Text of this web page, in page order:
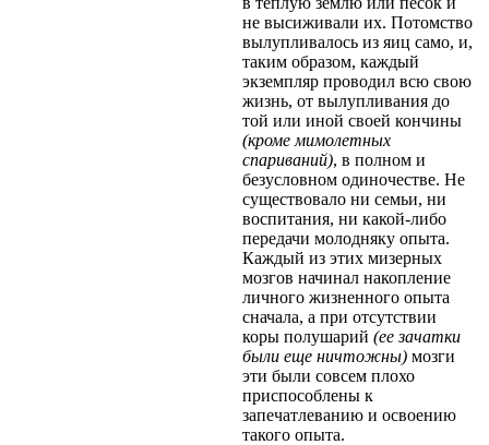
не высиживали их. Потомство
вылупливалось из яиц само, и,
таким образом, каждый
экземпляр проводил всю свою
жизнь, от вылупливания до
той или иной своей кончины
(кроме мимолетных
спариваний), в полном и
безусловном одиночестве. Не
существовало ни семьи, ни
воспитания, ни какой-либо
передачи молодняку опыта.
Каждый из этих мизерных
мозгов начинал накопление
личного жизненного опыта
сначала, а при отсутствии
коры полушарий (ее зачатки
были еще ничтожны)мозги
эти были совсем плохо
приспособлены к
запечатлеванию и освоению
такого опыта.